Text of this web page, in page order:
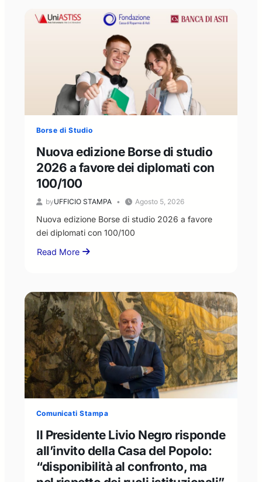
Borse di Studio
Nuova edizione Borse di studio
2026 a favore dei diplomati con
100/100
byUFFICIO STAMPA Agosto 5, 2026
Nuova edizione Borse di studio 2026 a favore
dei diplomati con 100/100
Read More
about
Borse
di
studio
2026
a
favore
dei
diplomati
con
Comunicati Stampa
Il Presidente Livio Negro risponde
all’invito della Casa del Popolo:
“disponibilità al confronto, ma